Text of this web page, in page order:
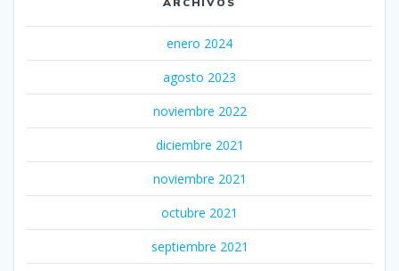
enero 2024
agosto 2023
noviembre 2022
diciembre 2021
noviembre 2021
octubre 2021
septiembre 2021